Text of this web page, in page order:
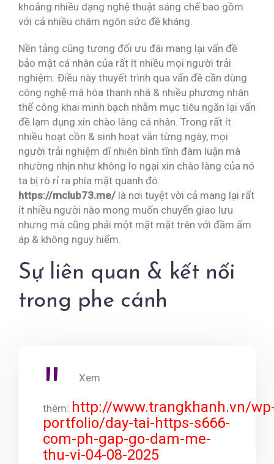
khoảng nhiều dạng nghệ thuật sáng chế bao gồm
với cả nhiều châm ngôn sức đề kháng.
Nền tảng cũng tương đối ưu đãi mang lại vấn đề
bảo mật cá nhân của rất ít nhiều mọi người trải
nghiệm. Điều này thuyết trình qua vấn đề cần dùng
công nghệ mã hóa thanh nhã & nhiều phương nhân
thể công khai minh bạch nhằm mục tiêu ngăn lại vấn
đề lạm dụng xin chào làng cá nhân. Trong rất ít
nhiều hoạt cồn & sinh hoạt vẫn từng ngày, mọi
người trải nghiệm dĩ nhiên bình tĩnh đàm luận mà
nhường nhịn như không lo ngại xin chào làng của nó
ta bị rò rỉ ra phía mặt quanh đó.
https://mclub73.me/ là nơi tuyệt vời cả mang lại rất
ít nhiều người nào mong muốn chuyển giao lưu
nhưng mà cũng phải một mặt mặt trên với đầm ấm
áp & không nguy hiểm.
Sự liên quan & kết nối
trong phe cánh
Xem
thêm: http://www.trangkhanh.vn/
portfolio/day-tai-https-s666-
com-ph-gap-go-dam-me-
thu-vi-04-08-2025